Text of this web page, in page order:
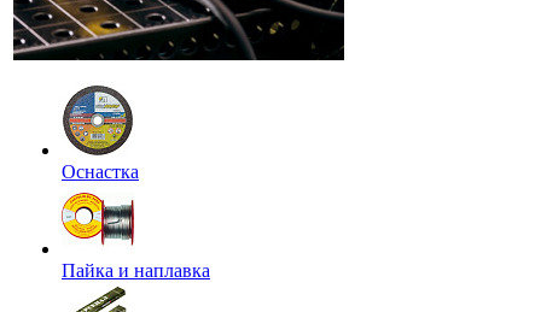
Оснастка
Пайка и наплавка